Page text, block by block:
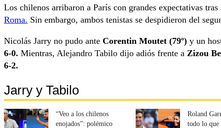
Los chilenos arribaron a París con grandes expectativas tras
Roma. Sin embargo, ambos tenistas se despidieron del
Nicolás Jarry no pudo ante Corentin Moutet (79º) y un
6-0. Mientras, Alejandro Tabilo dijo adiós frente a Zizou
6-2.
Jarry y Tabilo
“Veo a los chilenos
enojados”: polémico
Roland
todo lo que